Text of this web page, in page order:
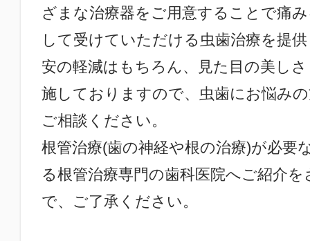
ざまな治療器をご用意することで痛
して受けていただける虫歯治療を提
安の軽減はもちろん、見た目の美し
施しておりますので、虫歯にお悩み
ご相談ください。
根管治療(歯の神経や根の治療)が必要
る根管治療専門の歯科医院へご紹介
で、ご了承ください。